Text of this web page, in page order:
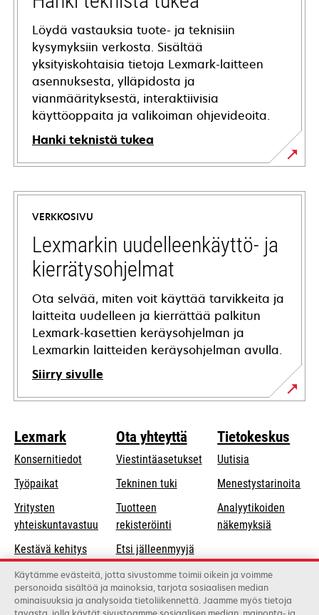
Löydä vastauksia tuote- ja teknisiin
kysymyksiin verkosta. Sisältää
yksityiskohtaisia tietoja Lexmark-laitteen
asennuksesta, ylläpidosta ja
vianmäärityksestä, interaktiivisia
käyttöoppaita ja valikoiman ohjevideoita.
Hanki teknistä tukea
opens
in
new
tab
VERKKOSIVU
Lexmarkin uudelleenkäyttö- ja
kierrätysohjelmat
Ota selvää, miten voit käyttää tarvikkeita ja
laitteita uudelleen ja kierrättää palkitun
Lexmark-kasettien keräysohjelman ja
Lexmarkin laitteiden keräysohjelman avulla.
Siirry sivulle
Lexmark
Konsernitiedot
Työpaikat
Yritysten
yhteiskuntavastuu opens
a
new
tab
Kestävä kehitys
Lexmarkin
kumppanit
Ota yhteyttä
Viestintäasetukset
Tekninen tukiopens
tab
Tuotteen
rekisteröinti
Etsi jälleenmyyjä
Luettelo
tukkukauppiaista
Tietokeskus
Uutisia
Menestystarinoita
Analyytikoiden
näkemyksiä
Käytämme evästeitä, jotta sivustomme toimii oikein ja voimme
personoida sisältöä ja mainoksia, tarjota sosiaalisen median
ominaisuuksia ja analysoida tietoliikennettä. Jaamme myös tietoja